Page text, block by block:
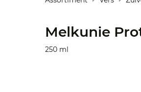
Melkunie
250 ml